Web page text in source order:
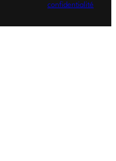
confidentialité